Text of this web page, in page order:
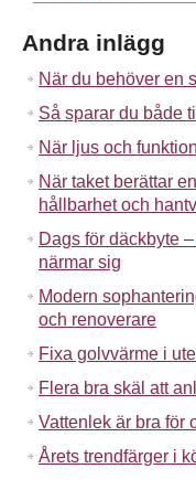
Andra inlägg
När du behöver en
Så sparar du både
När ljus och
När taket berättar
hållbarhet och
Dags för däckbyte
närmar sig
Modern
och renoverare
Fixa golvvärme i
Flera bra skäl att
Vattenlek är bra för
Årets trendfärger i